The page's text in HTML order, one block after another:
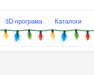
3D-програма Каталоги